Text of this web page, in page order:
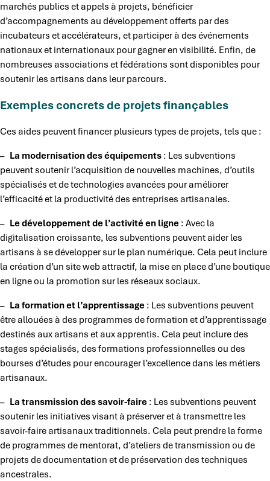
marchés publics et appels à projets, bénéficier
d’accompagnements au développement offerts par des
incubateurs et accélérateurs, et participer à des événements
nationaux et internationaux pour gagner en visibilité. Enfin, de
nombreuses associations et fédérations sont disponibles pour
soutenir les artisans dans leur parcours.
Exemples concrets de projets finançables
Ces aides peuvent financer plusieurs types de projets, tels que :
– La modernisation des équipements : Les subventions
peuvent soutenir l’acquisition de nouvelles machines, d’outils
spécialisés et de technologies avancées pour améliorer
l’efficacité et la productivité des entreprises artisanales.
– Le développement de l’activité en ligne : Avec la
digitalisation croissante, les subventions peuvent aider les
artisans à se développer sur le plan numérique. Cela peut inclure
la création d’un site web attractif, la mise en place d’une boutique
en ligne ou la promotion sur les réseaux sociaux.
– La formation et l’apprentissage : Les subventions peuvent
être allouées à des programmes de formation et d’apprentissage
destinés aux artisans et aux apprentis. Cela peut inclure des
stages spécialisés, des formations professionnelles ou des
bourses d’études pour encourager l’excellence dans les métiers
artisanaux.
– La transmission des savoir-faire : Les subventions peuvent
soutenir les initiatives visant à préserver et à transmettre les
savoir-faire artisanaux traditionnels. Cela peut prendre la forme
de programmes de mentorat, d’ateliers de transmission ou de
projets de documentation et de préservation des techniques
ancestrales.